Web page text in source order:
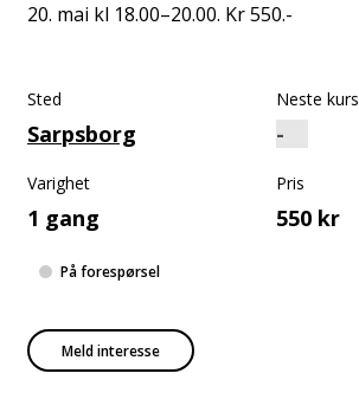
20. mai kl 18.00–20.00. Kr 550.-
Sted
Sarpsborg
Neste kurs
Varighet
1 gang
Pris
550 kr
Meld interesse
På forespørsel